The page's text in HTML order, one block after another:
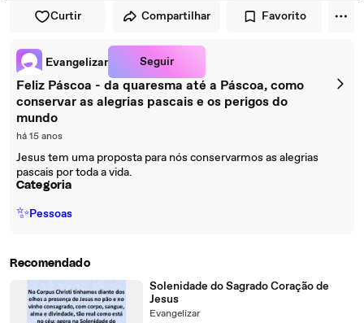
Curtir Compartilhar Favorito
Evangelizar Seguir
Feliz Páscoa - da quaresma até a Páscoa, como
conservar as alegrias pascais e os perigos do
mundo
há 15 anos
Jesus tem uma proposta para nós conservarmos as alegrias
pascais por toda a vida.
Categoria
✨Pessoas
Recomendado
Solenidade do Sagrado Coração de
Jesus
Evangelizar